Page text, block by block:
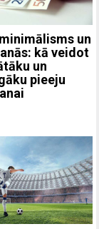
un
kā veidot
un
pieeju